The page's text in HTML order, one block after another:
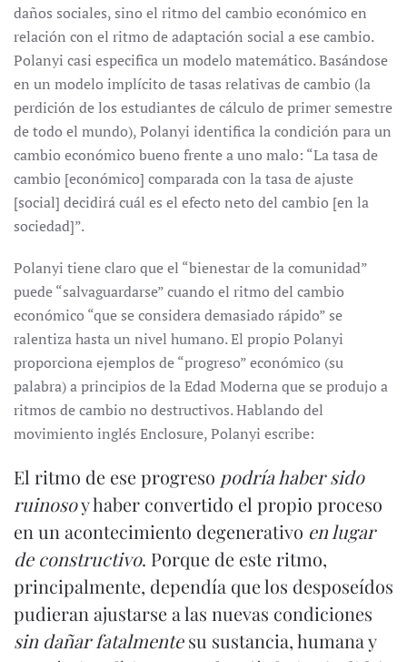
daños sociales, sino el ritmo del cambio económico en
relación con el ritmo de adaptación social a ese cambio.
Polanyi casi especifica un modelo matemático. Basándose
en un modelo implícito de tasas relativas de cambio (la
perdición de los estudiantes de cálculo de primer semestre
de todo el mundo), Polanyi identifica la condición para un
cambio económico bueno frente a uno malo: “La tasa de
cambio [económico] comparada con la tasa de ajuste
[social] decidirá cuál es el efecto neto del cambio [en la
sociedad]”.
Polanyi tiene claro que el “bienestar de la comunidad”
puede “salvaguardarse” cuando el ritmo del cambio
económico “que se considera demasiado rápido” se
ralentiza hasta un nivel humano. El propio Polanyi
proporciona ejemplos de “progreso” económico (su
palabra) a principios de la Edad Moderna que se produjo a
ritmos de cambio no destructivos. Hablando del
movimiento inglés Enclosure, Polanyi escribe:
El ritmo de ese progreso podría haber sido
ruinosoy haber convertido el propio proceso
en un acontecimiento degenerativo en lugar
de constructivo. Porque de este ritmo,
principalmente, dependía que los desposeídos
pudieran ajustarse a las nuevas condiciones
sin dañar fatalmentesu sustancia, humana y